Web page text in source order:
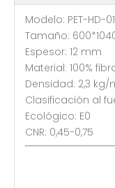
Modelo: PET-HD-01
Tamaño:
Espesor: 12 mm
Material: 100%
Densidad: 2,3 kg/
Clasificación al
Ecológico: E0
CNR: 0,45-0,75